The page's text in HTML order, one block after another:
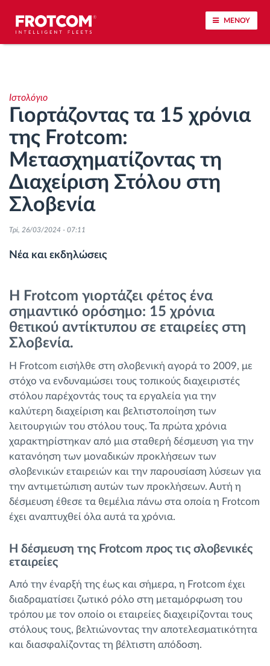
ΜΕΝΟΥ
Ανάλυση οδηγικής συμπεριφοράς
Παρακολούθηση του χρόνου οδήγησης
Διαχείριση εργατικού δυναμικού
Λήψη ταχογράφου από απόσταση
Έλεγχος πρόσβασης
Σχεδιασμός και παρακολούθηση διαδρομής
Αυτόματη αναγνώριση οδηγού
Ανακαλύψτε όλα τα χαρακτηριστικά
Πώς να λύσουμε τις ανάγκες των
δραστηριοτήτων του στόλου
Υπολογιστής εξοικονόμησης
Ιστολόγιο
Γιορτάζοντας τα 15 χρόνια
της Frotcom:
Μετασχηματίζοντας τη
Διαχείριση Στόλου στη
Σλοβενία
Τρί, 26/03/2024 - 07:11
Νέα και εκδηλώσεις
Η Frotcom γιορτάζει φέτος ένα
σημαντικό ορόσημο: 15 χρόνια
θετικού αντίκτυπου σε εταιρείες στη
Σλοβενία.
Η Frotcom εισήλθε στη σλοβενική αγορά το 2009, με
στόχο να ενδυναμώσει τους τοπικούς διαχειριστές
στόλου παρέχοντάς τους τα εργαλεία για την
καλύτερη διαχείριση και βελτιστοποίηση των
λειτουργιών του στόλου τους. Τα πρώτα χρόνια
χαρακτηρίστηκαν από μια σταθερή δέσμευση για την
κατανόηση των μοναδικών προκλήσεων των
σλοβενικών εταιρειών και την παρουσίαση λύσεων για
την αντιμετώπιση αυτών των προκλήσεων. Αυτή η
δέσμευση έθεσε τα θεμέλια πάνω στα οποία η Frotcom
έχει αναπτυχθεί όλα αυτά τα χρόνια.
Η δέσμευση της Frotcom προς τις σλοβενικές
εταιρείες
Από την έναρξή της έως και σήμερα, η Frotcom έχει
διαδραματίσει ζωτικό ρόλο στη μεταμόρφωση του
τρόπου με τον οποίο οι εταιρείες διαχειρίζονται τους
στόλους τους, βελτιώνοντας την αποτελεσματικότητα
και διασφαλίζοντας τη βέλτιστη απόδοση.